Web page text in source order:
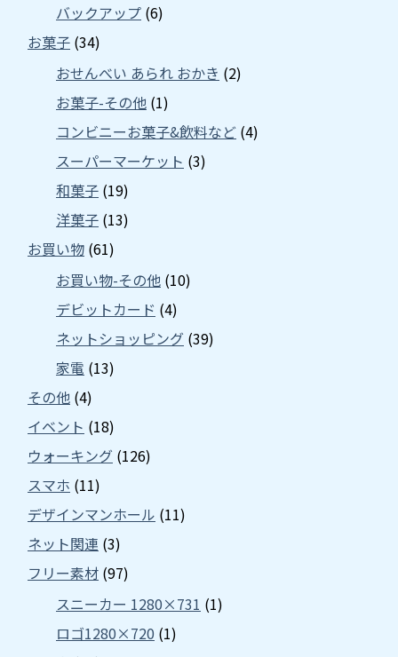
バックアップ (6)
お菓子 (34)
おせんべい あられ おかき (2)
お菓子-その他 (1)
コンビニーお菓子&飲料など (4)
スーパーマーケット (3)
和菓子 (19)
洋菓子 (13)
お買い物 (61)
お買い物-その他 (10)
デビットカード (4)
ネットショッピング (39)
家電 (13)
その他 (4)
イベント (18)
ウォーキング (126)
スマホ (11)
デザインマンホール (11)
ネット関連 (3)
フリー素材 (97)
スニーカー 1280×731 (1)
ロゴ1280×720 (1)